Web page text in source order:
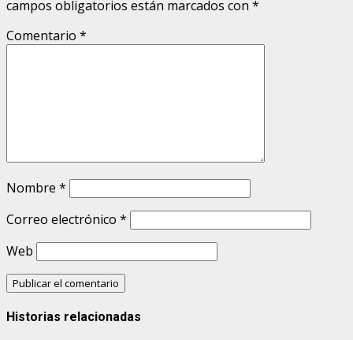
campos obligatorios están marcados con *
Comentario *
Nombre *
Correo electrónico *
Web
Historias relacionadas